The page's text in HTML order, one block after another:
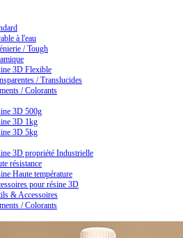
à l'eau
/ Tough
3D Flexible
/ Translucides
/ Colorants
3D 500g
3D 1kg
3D 5kg
3D propriété Industrielle
résistance
Haute température
pour résine 3D
& Accessoires
/ Colorants